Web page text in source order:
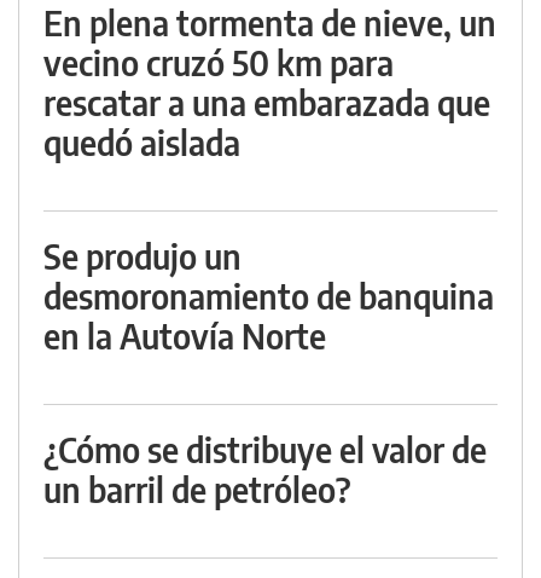
En plena tormenta de nieve, un
vecino cruzó 50 km para
rescatar a una embarazada que
quedó aislada
Se produjo un
desmoronamiento de banquina
en la Autovía Norte
¿Cómo se distribuye el valor de
un barril de petróleo?